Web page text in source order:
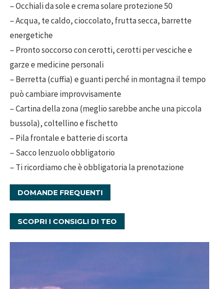
– Occhiali da sole e crema solare protezione 50
– Acqua, te caldo, cioccolato, frutta secca, barrette
energetiche
– Pronto soccorso con cerotti, cerotti per vesciche e
garze e medicine personali
– Berretta (cuffia) e guanti perché in montagna il tempo
può cambiare improvvisamente
– Cartina della zona (meglio sarebbe anche una piccola
bussola), coltellino e fischetto
– Pila frontale e batterie di scorta
– Sacco lenzuolo obbligatorio
– Ti ricordiamo che è obbligatoria la prenotazione
DOMANDE FREQUENTI
SCOPRI I CONSIGLI DI TEO